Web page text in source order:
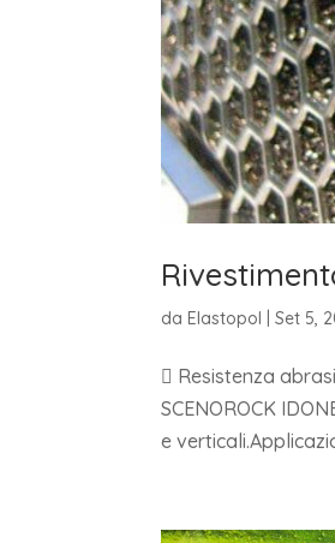
daElastopol |Set 5,
 Resistenza
SCENOROCK
e